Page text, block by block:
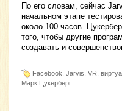
По его словам, сейчас
начальном этапе
около 100 часов.
того, чтобы другие
создавать и
Facebook, Jarvis, VR,
Марк Цукерберг